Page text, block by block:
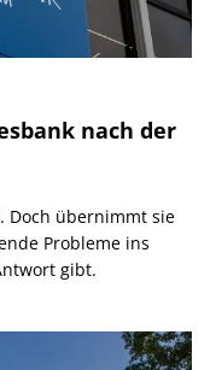
nach der
Doch übernimmt sie
Probleme ins
gibt.